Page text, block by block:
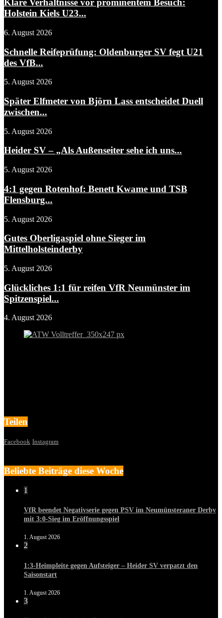
Klare Verhältnisse vor prominentem Besuch:
Holstein Kiels U23...
6. August 2026
Schnelle Reifeprüfung: Oldenburger SV fegt U21
des VfB...
5. August 2026
Später Elfmeter von Björn Lass entscheidet Duell
zwischen...
5. August 2026
Heider SV – „Als Außenseiter sehe ich uns...
5. August 2026
4:1 gegen Rotenhof: Benett Kwame und TSB
Flensburg...
5. August 2026
Gutes Oberligaspiel ohne Sieger im
Mittelholsteinderby
5. August 2026
Glückliches 1:1 für reifen VfR Neumünster im
Spitzenspiel...
4. August 2026
Teilen
Facebook Instagram
Beliebte Beiträge diese Woche
1
VfR beendet Negativserie gegen PSV im Neumünsteraner Derby
mit 3:0-Sieg im Eröffnungsspiel
1. August 2026
2
1:3-Heimpleite gegen Aufsteiger – Heider SV verpatzt den
Saisonstart
1. August 2026
3